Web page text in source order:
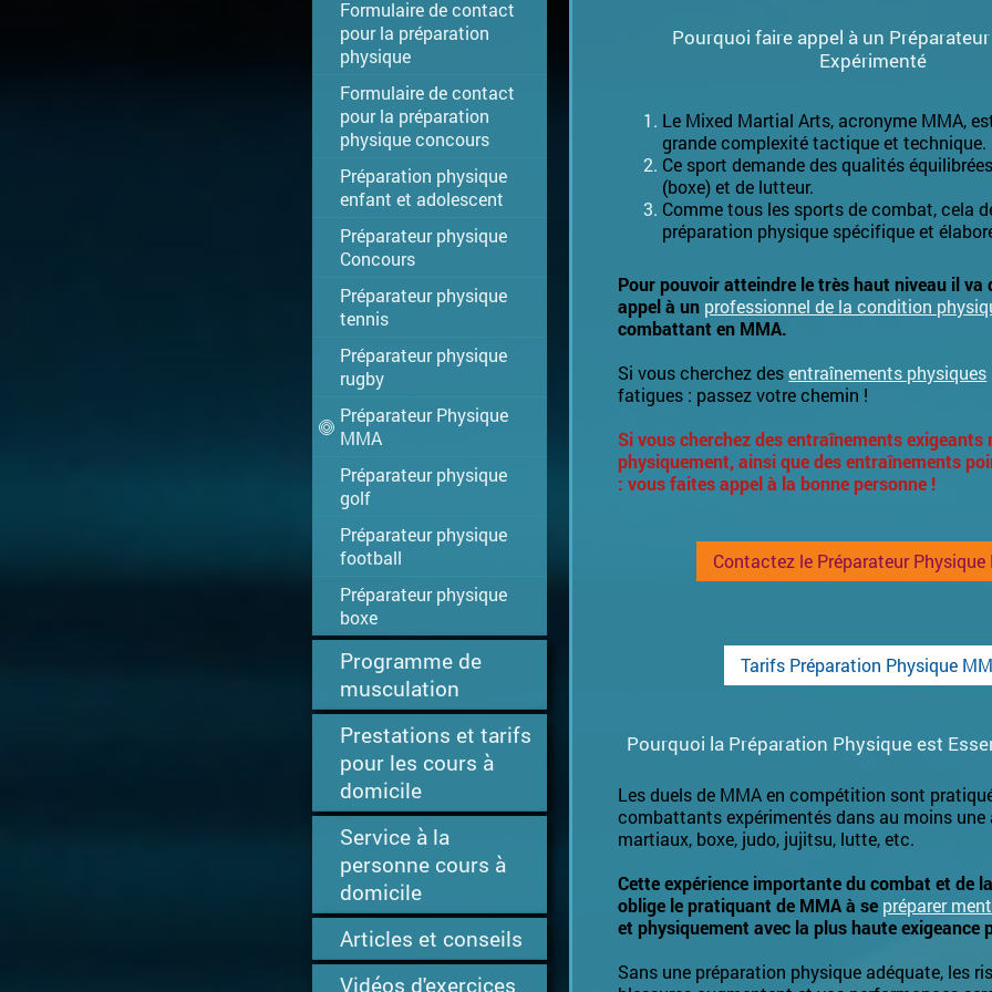
Formulaire de contact
pour la préparation
physique
Formulaire de contact
pour la préparation
physique concours
Préparation physique
enfant et adolescent
Préparateur physique
Concours
Préparateur physique
tennis
Préparateur physique
rugby
Préparateur Physique
MMA
Préparateur physique
golf
Préparateur physique
football
Préparateur physique
boxe
Programme de
musculation
Prestations et tarifs
pour les cours à
domicile
Service à la
personne cours à
domicile
Articles et conseils
Vidéos d'exercices
Pourquoi faire appel à un
Expérimenté
Le Mixed Martial Arts, acronyme MMA,
grande complexité tactique et technique.
Ce sport demande des qualités
(boxe) et de lutteur.
Comme tous les sports de combat, cela
préparation physique spécifique et
Pour pouvoir atteindre le très haut niveau il
appel à un professionnel de la condition
combattant en MMA.
Si vous cherchez desentraînements physiques
fatigues : passez votre chemin !
Si vous cherchez des entraînements
physiquement, ainsi que des entraînements
: vous faites appel à la bonne personne !
Contactez le Préparateur Physique
Tarifs Préparation Physique
Pourquoi la Préparation Physique est
Les duels de MMA en compétition sont
combattants expérimentés dans au moins
martiaux, boxe, judo, jujitsu, lutte, etc.
Cette expérience importante du combat et de
oblige le pratiquant de MMA à se préparer
et physiquement avec la plus haute exigeance
Sans une préparation physique adéquate, les